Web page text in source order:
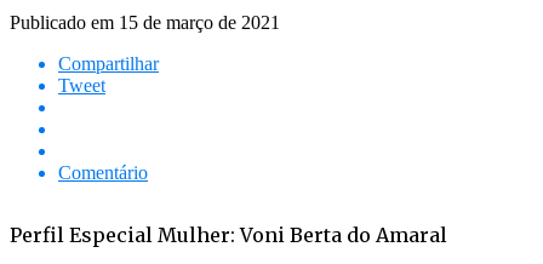
Publicado em 15 de março de 2021
Compartilhar
Tweet
Comentário
Perfil Especial Mulher: Voni Berta do Amaral